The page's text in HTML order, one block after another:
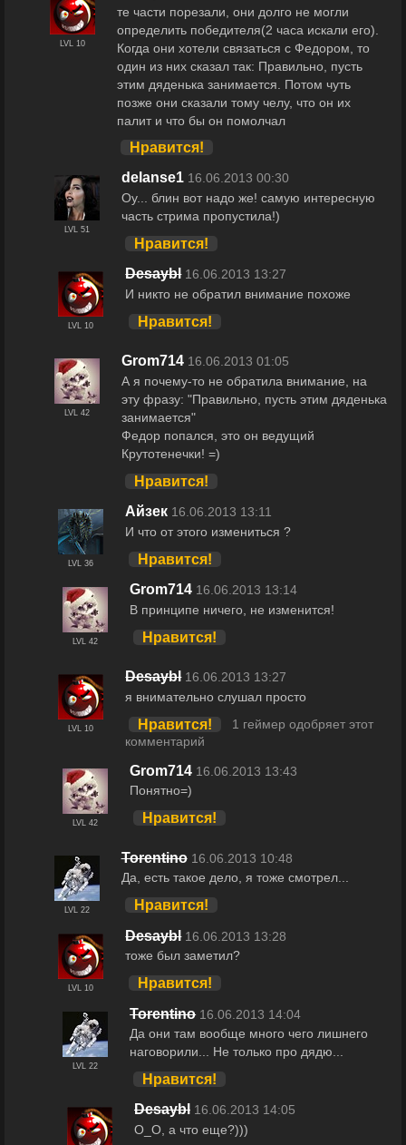
LVL 10
те части порезали, они долго не могли
определить победителя(2 часа искали его).
Когда они хотели связаться с Федором, то
один из них сказал так: Правильно, пусть
этим дяденька занимается. Потом чуть
позже они сказали тому челу, что он их
палит и что бы он помолчал
Нравится!
LVL 51
delanse1 16.06.2013 00:30
Оу... блин вот надо же! самую интересную
часть стрима пропустила!)
Нравится!
LVL 10
Desaybl 16.06.2013 13:27
И никто не обратил внимание похоже
Нравится!
LVL 42
Grom714 16.06.2013 01:05
А я почему-то не обратила внимание, на
эту фразу: "Правильно, пусть этим дяденька
занимается"
Федор попался, это он ведущий
Крутотенечки! =)
Нравится!
LVL 36
Айзeк 16.06.2013 13:11
И что от этого измениться ?
Нравится!
LVL 42
Grom714 16.06.2013 13:14
В принципе ничего, не изменится!
Нравится!
LVL 10
Desaybl 16.06.2013 13:27
я внимательно слушал просто
Нравится!
1 геймер одобряет этот
комментарий
LVL 42
Grom714 16.06.2013 13:43
Понятно=)
Нравится!
LVL 22
Torentino 16.06.2013 10:48
Да, есть такое дело, я тоже смотрел...
Нравится!
LVL 10
Desaybl 16.06.2013 13:28
тоже был заметил?
Нравится!
LVL 22
Torentino 16.06.2013 14:04
Да они там вообще много чего лишнего
наговорили... Не только про дядю...
Нравится!
Desaybl 16.06.2013 14:05
О_О, а что еще?)))